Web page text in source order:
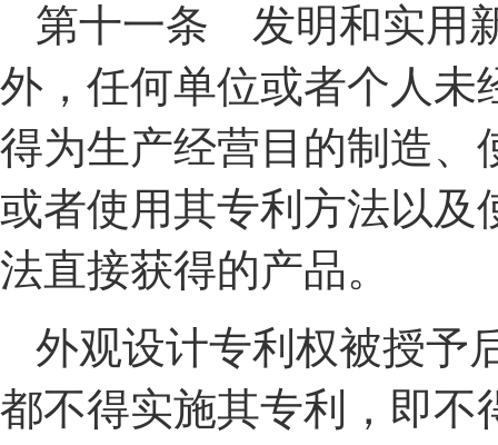
第十一条 发明和实用
外，任何单位或者个人未
得为生产经营目的制造、
或者使用其专利方法以及
法直接获得的产品。
外观设计专利权被授予
都不得实施其专利，即不